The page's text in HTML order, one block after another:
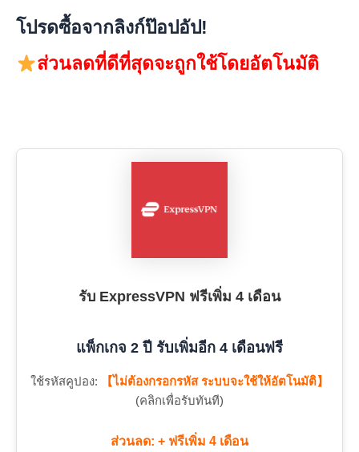
โปรดซื้อจากลิงก์ป๊อปอัป!
ส่วนลดที่ดีที่สุดจะถูกใช้โดยอัตโนมัติ
รับ ExpressVPN ฟรีเพิ่ม 4 เดือน
แพ็กเกจ 2 ปี รับเพิ่มอีก 4 เดือนฟรี
ใช้รหัสคูปอง:
【ไม่ต้องกรอกรหัส ระบบจะใช้ให้อัตโนมัติ】
(คลิกเพื่อรับทันที)
ส่วนลด: + ฟรีเพิ่ม 4 เดือน